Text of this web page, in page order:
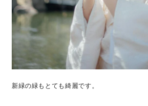
新緑の緑もとても綺麗です。